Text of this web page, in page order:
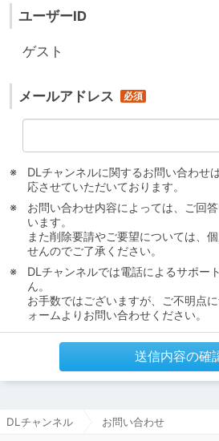
ユーザーID
ゲスト
メールアドレス
DLチャンネルに関するお問い合わせ
応させていただいております。
お問い合わせ内容によっては、ご回
います。
また削除要請やご要望については、
せんのでご了承ください。
DLチャンネルでは電話によるサポー
ん。
お手数ではございますが、ご不明点
ォームよりお問い合わせください。
送信内容の確
DLチャンネル お問い合わせ